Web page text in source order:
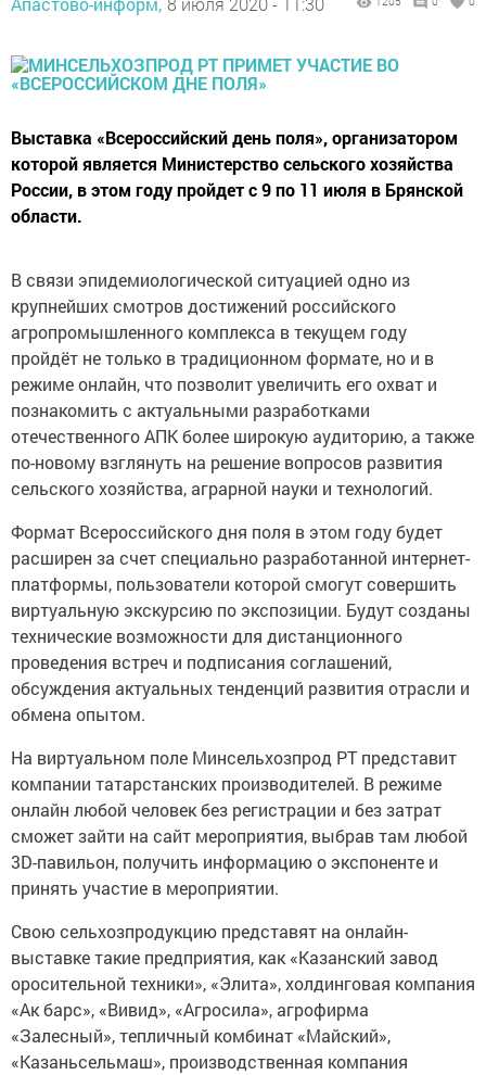
Выставка «Всероссийский день поля», организатором
которой является Министерство сельского хозяйства
России, в этом году пройдет с 9 по 11 июля в Брянской
области.
В связи эпидемиологической ситуацией одно из
крупнейших смотров достижений российского
агропромышленного комплекса в текущем году
пройдёт не только в традиционном формате, но и в
режиме онлайн, что позволит увеличить его охват и
познакомить с актуальными разработками
отечественного АПК более широкую аудиторию, а также
по-новому взглянуть на решение вопросов развития
сельского хозяйства, аграрной науки и технологий.
Формат Всероссийского дня поля в этом году будет
расширен за счет специально разработанной интернет-
платформы, пользователи которой смогут совершить
виртуальную экскурсию по экспозиции. Будут созданы
технические возможности для дистанционного
проведения встреч и подписания соглашений,
обсуждения актуальных тенденций развития отрасли и
обмена опытом.
На виртуальном поле Минсельхозпрод РТ представит
компании татарстанских производителей. В режиме
онлайн любой человек без регистрации и без затрат
сможет зайти на сайт мероприятия, выбрав там любой
3D-павильон, получить информацию о экспоненте и
принять участие в мероприятии.
Свою сельхозпродукцию представят на онлайн-
выставке такие предприятия, как «Казанский завод
оросительной техники», «Элита», холдинговая компания
«Ак барс», «Вивид», «Агросила», агрофирма
«Залесный», тепличный комбинат «Майский»,
«Казаньсельмаш», производственная компания